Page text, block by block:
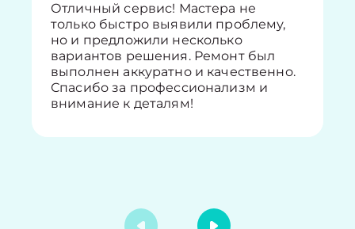
Отличный сервис! Мастера не
только быстро выявили проблему,
но и предложили несколько
вариантов решения. Ремонт был
выполнен аккуратно и качественно.
Спасибо за профессионализм и
внимание к деталям!